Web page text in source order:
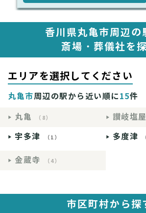
香川県丸亀市周辺の
斎場・葬儀社を
エリアを選択してください
丸亀市周辺の駅から近い順に15件
丸亀
（8） 讃岐塩屋
宇多津 （1） 多度津
金蔵寺 （4）
市区町村から探